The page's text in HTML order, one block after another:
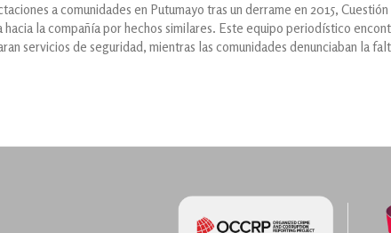
a comunidades en Putumayo tras un derrame en 2015, Cuestión
la compañía por hechos similares. Este equipo periodístico
servicios de seguridad, mientras las comunidades denunciaban la